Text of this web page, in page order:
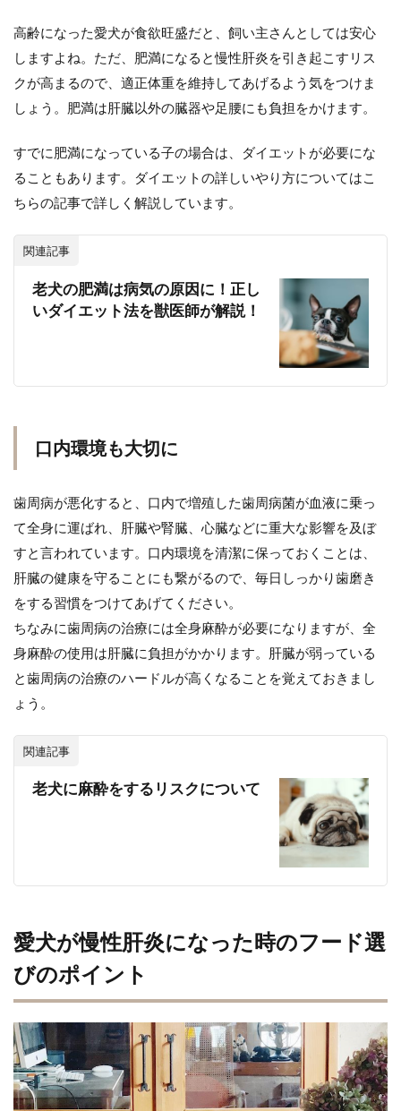
高齢になった愛犬が食欲旺盛だと、飼い主さんとしては安心
しますよね。ただ、肥満になると慢性肝炎を引き起こすリス
クが高まるので、適正体重を維持してあげるよう気をつけま
しょう。肥満は肝臓以外の臓器や足腰にも負担をかけます。
すでに肥満になっている子の場合は、ダイエットが必要にな
ることもあります。ダイエットの詳しいやり方についてはこ
ちらの記事で詳しく解説しています。
関連記事
老犬の肥満は病気の原因に！正し
いダイエット法を獣医師が解説！
口内環境も大切に
歯周病が悪化すると、口内で増殖した歯周病菌が血液に乗っ
て全身に運ばれ、肝臓や腎臓、心臓などに重大な影響を及ぼ
すと言われています。口内環境を清潔に保っておくことは、
肝臓の健康を守ることにも繋がるので、毎日しっかり歯磨き
をする習慣をつけてあげてください。
ちなみに歯周病の治療には全身麻酔が必要になりますが、全
身麻酔の使用は肝臓に負担がかかります。肝臓が弱っている
と歯周病の治療のハードルが高くなることを覚えておきまし
ょう。
関連記事
老犬に麻酔をするリスクについて
愛犬が慢性肝炎になった時のフード選
びのポイント